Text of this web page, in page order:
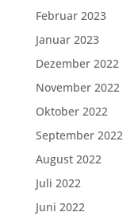
Februar 2023
Januar 2023
Dezember 2022
November 2022
Oktober 2022
September 2022
August 2022
Juli 2022
Juni 2022